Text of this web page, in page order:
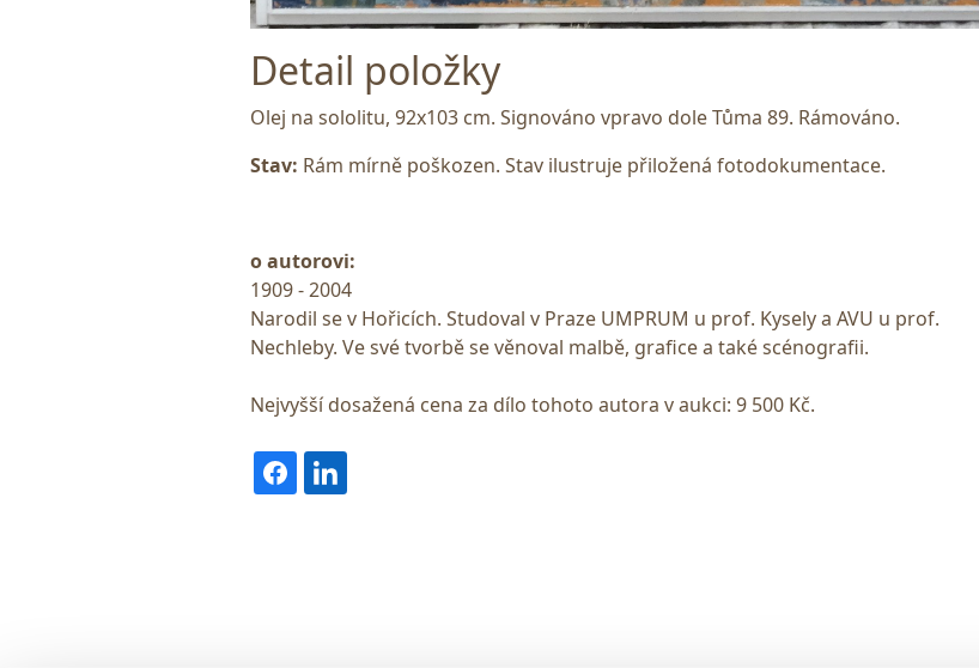
Detail položky
Olej na sololitu, 92x103 cm. Signováno vpravo dole Tůma 89. Rámováno.
Stav: Rám mírně poškozen. Stav ilustruje přiložená fotodokumentace.
o autorovi:
1909 - 2004
Narodil se v Hořicích. Studoval v Praze UMPRUM u prof. Kysely a AVU u prof.
Nechleby. Ve své tvorbě se věnoval malbě, grafice a také scénografii.
Nejvyšší dosažená cena za dílo tohoto autora v aukci: 9 500 Kč.